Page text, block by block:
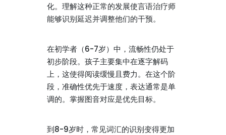
化。理解这种正常的发展使言语治疗师
能够识别延迟并调整他们的干预。
在初学者（6-7岁）中，流畅性仍处于
初步阶段。孩子主要集中在逐字解码
上，这使得阅读缓慢且费力。在这个阶
段，准确性优先于速度，表达通常是单
调的。掌握图音对应是优先目标。
到8-9岁时，常见词汇的识别变得更加